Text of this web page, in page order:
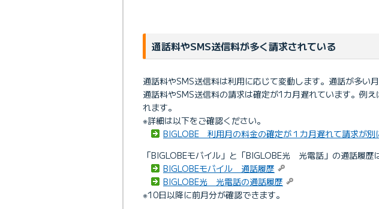
通話料やSMS送信料が多く請求されている
通話料やSMS送信料は利用に応じて変動します。通話が多い
通話料やSMS送信料の請求は確定が1カ月遅れています。例
れます。
※詳細は以下をご確認ください。
BIGLOBE 利用月の料金の確定が１カ月遅れて請求が別
「BIGLOBEモバイル」と「BIGLOBE光 光電話」の通話履歴
BIGLOBEモバイル 通話履歴
BIGLOBE光 光電話の通話履歴
※10日以降に前月分が確認できます。